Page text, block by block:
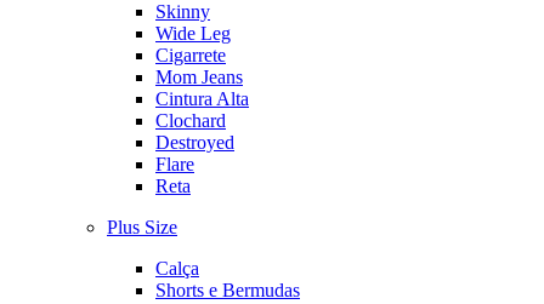
Skinny
Wide Leg
Cigarrete
Mom Jeans
Cintura Alta
Clochard
Destroyed
Flare
Reta
Plus Size
Calça
Shorts e Bermudas